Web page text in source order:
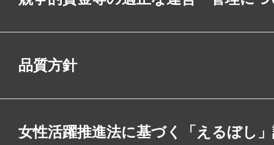
品質方針
女性活躍推進法に基づく「えるぼし